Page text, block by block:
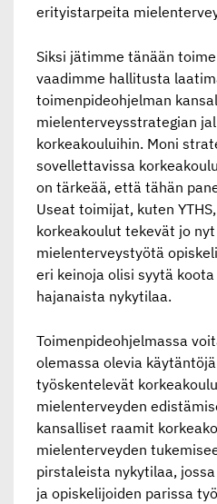
erityistarpeita
Siksi jätimme tänään
vaadimme hallitusta
toimenpideohjelman
mielenterveysstrategian
korkeakouluihin. Moni
sovellettavissa
on tärkeää, että tähän
Useat toimijat, kuten
korkeakoulut tekevät jo
mielenterveystyötä
eri keinoja olisi syytä
hajanaista nykytilaa.
Toimenpideohjelmassa
olemassa olevia
työskentelevät
mielenterveyden
kansalliset raamit
mielenterveyden
pirstaleista nykytilaa,
ja opiskelijoiden parissa